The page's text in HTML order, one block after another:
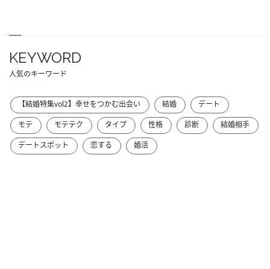
KEYWORD
人気のキーワード
【結婚特集vol2】幸せをつかむ出会い 結婚
デート
モテ
モテテク タイプ 性格 診断
結婚相手
デートスポット
恋する 婚活